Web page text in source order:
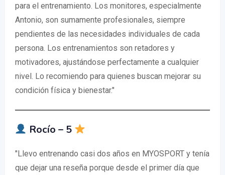
para el entrenamiento. Los monitores, especialmente
Antonio, son sumamente profesionales, siempre
pendientes de las necesidades individuales de cada
persona. Los entrenamientos son retadores y
motivadores, ajustándose perfectamente a cualquier
nivel. Lo recomiendo para quienes buscan mejorar su
condición física y bienestar."
Rocío – 5
"Llevo entrenando casi dos años en MYOSPORT y tenía
que dejar una reseña porque desde el primer día que